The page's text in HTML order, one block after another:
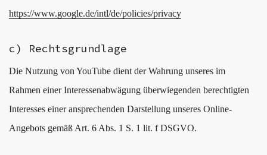
https://www.google.de/intl/de/policies/privacy
c) Rechtsgrundlage
Die Nutzung von YouTube dient der Wahrung unseres im
Rahmen einer Interessenabwägung überwiegenden berechtigten
Interesses einer ansprechenden Darstellung unseres Online-
Angebots gemäß Art. 6 Abs. 1 S. 1 lit. f DSGVO.